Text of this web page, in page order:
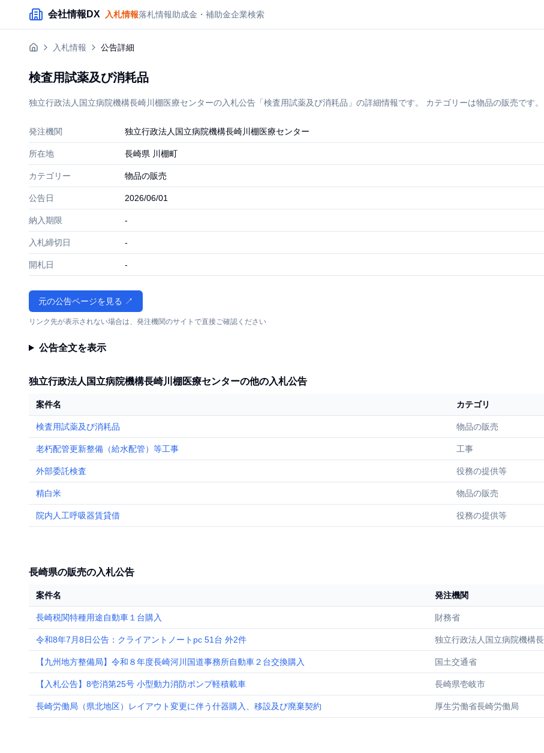
メインコンテンツにスキップ
会社情報DX 入札情報落札情報助成金・補助金企業検索
入札情報 公告詳細
検査用試薬及び消耗品
独立行政法人国立病院機構長崎川棚医療センターの入札公告「検査用試薬及び消耗品」の詳細情報です。 カテゴリーは物品の販売です
発注機関 独立行政法人国立病院機構長崎川棚医療センター
所在地 長崎県 川棚町
カテゴリー 物品の販売
公告日 2026/06/01
納入期限 -
入札締切日 -
開札日 -
元の公告ページを見る ↗
リンク先が表示されない場合は、発注機関のサイトで直接ご確認ください
公告全文を表示
独立行政法人国立病院機構長崎川棚医療センターの他の入札公告
案件名 カテゴリ
検査用試薬及び消耗品 物品の販売
老朽配管更新整備（給水配管）等工事 工事
外部委託検査 役務の提供等
精白米 物品の販売
院内人工呼吸器賃貸借 役務の提供等
長崎県の販売の入札公告
案件名 発注機関
長崎税関特種用途自動車１台購入 財務省
令和8年7月8日公告：クライアントノートpc 51台 外2件 独立行政法人国立病院機構
【九州地方整備局】令和８年度長崎河川国道事務所自動車２台交換購入 国土交通省
【入札公告】8壱消第25号 小型動力消防ポンプ軽積載車 長崎県壱岐市
長崎労働局（県北地区）レイアウト変更に伴う什器購入、移設及び廃棄契約 厚生労働省長崎労働局